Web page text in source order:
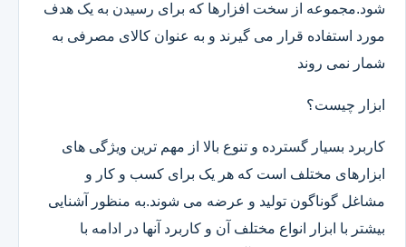
شود.مجموعه از سخت افزارها که برای رسیدن به یک هدف
مورد استفاده قرار می گیرند و به عنوان کالای مصرفی به
شمار نمی روند
ابزار چیست؟
کاربرد بسیار گسترده و تنوع بالا از مهم ترین ویژگی های
ابزارهای مختلف است که هر یک برای کسب و کار و
مشاغل گوناگون تولید و عرضه می شوند.به منظور آشنایی
بیشتر با ابزار انواع مختلف آن و کاربرد آنها در ادامه با